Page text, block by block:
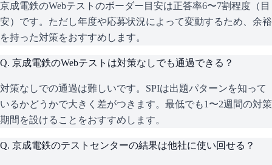
京成電鉄のWebテストのボーダー目安は正答率6〜7割程度（目
安）です。ただし年度や応募状況によって変動するため、余裕
を持った対策をおすすめします。
Q. 京成電鉄のWebテストは対策なしでも通過できる？
対策なしでの通過は難しいです。SPIは出題パターンを知って
いるかどうかで大きく差がつきます。最低でも1〜2週間の対策
期間を設けることをおすすめします。
Q. 京成電鉄のテストセンターの結果は他社に使い回せる？